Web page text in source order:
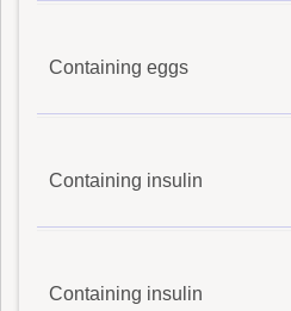
Containing eggs
Containing insulin
Containing insulin